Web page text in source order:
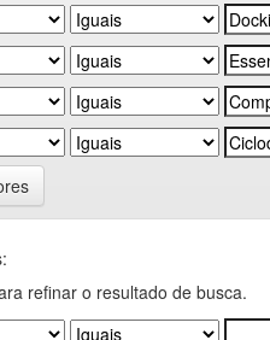
refinar o resultado de busca.